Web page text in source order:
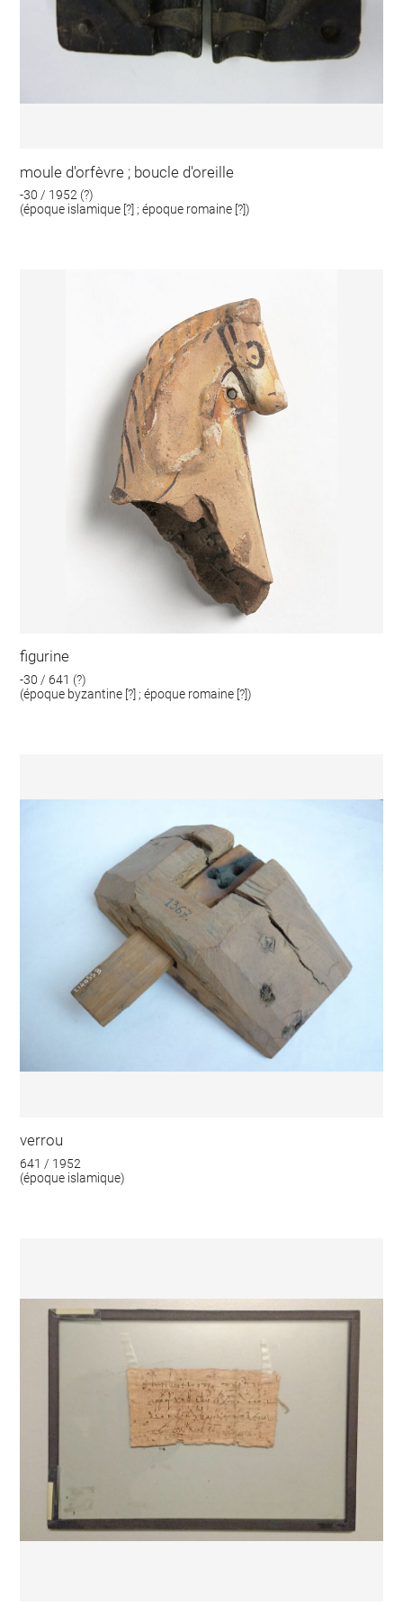
moule d'orfèvre ; boucle d'oreille
-30 / 1952 (?)
(époque islamique [?] ; époque romaine [?])
figurine
-30 / 641 (?)
(époque byzantine [?] ; époque romaine [?])
verrou
641 / 1952
(époque islamique)